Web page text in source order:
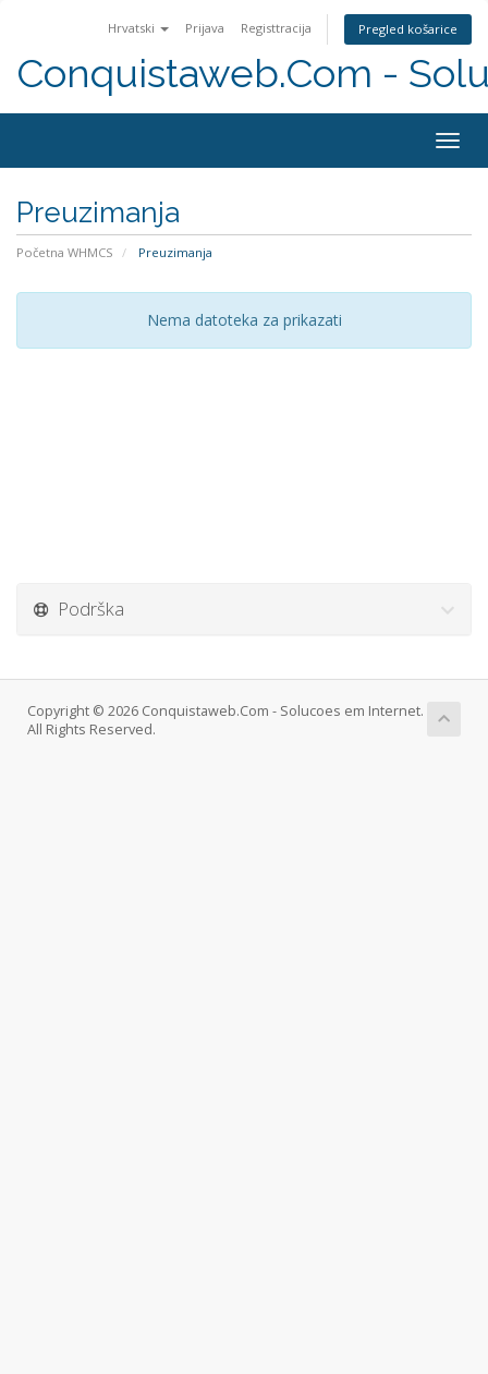
Hrvatski Prijava Registtracija Pregled košarice
Conquistaweb.Com -
Preuzimanja
Početna WHMCS Preuzimanja
Nema datoteka za prikazati
Podrška
Copyright © 2026 Conquistaweb.Com - Solucoes em Internet.
All Rights Reserved.